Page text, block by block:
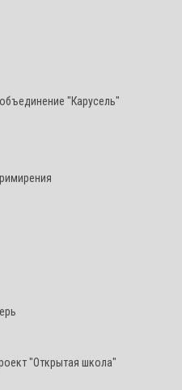
"Карусель"
"Открытая школа"